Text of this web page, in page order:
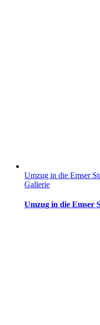
Umzug in die Emser
Gallerie
Umzug in die Emser